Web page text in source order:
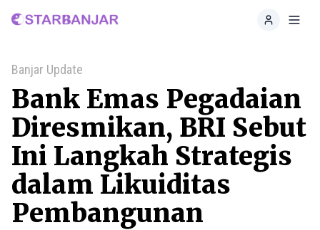
Home
Banjar Update
Bank Emas Pegadaian
Diresmikan, BRI Sebut
Ini Langkah Strategis
dalam Likuiditas
Pembangunan